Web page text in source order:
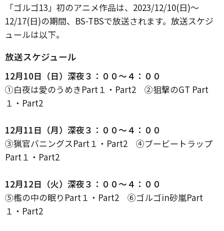
「ゴルゴ13」初のアニメ作品は、2023/12/10(日)～
12/17(日)の期間、BS-TBSで放送されます。放送スケジ
ュールは以下。
放送スケジュール
12月10日（日）深夜３：００～４：００
①白夜は愛のうめきPart１・Part2 ②狙撃のGT Part
１・Part2
12月11日（月）深夜３：００～４：００
③猟官バニングスPart１・Part2 ④ブービートラップ
Part１・Part2
12月12日（火）深夜３：００～４：００
⑤檻の中の眠りPart１・Part2 ⑥ゴルゴin砂嵐Part
１・Part2